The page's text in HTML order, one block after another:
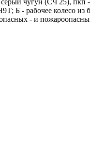
серый чугун (СЧ 25),
Б - рабочее колесо из
- и